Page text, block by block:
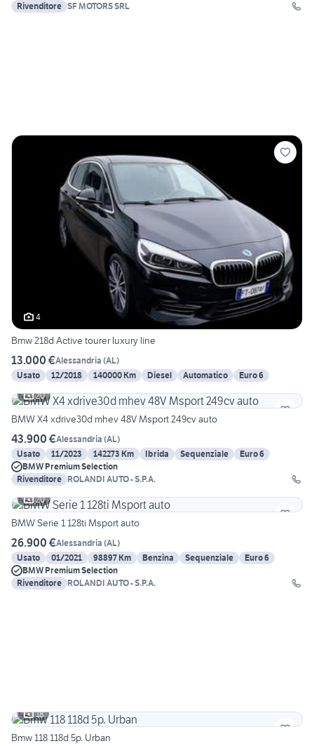
Rivenditore SF MOTORS SRL
4
Bmw 218d Active tourer luxury line
13.000 €Alessandria (AL)
Usato
12/2018 140000 Km Diesel Automatico
Euro 6
20
BMW X4 xdrive30d mhev 48V Msport 249cv auto
43.900 €Alessandria (AL)
Usato
11/2023 142273 Km Ibrida Sequenziale
Euro 6
BMW Premium Selection
Rivenditore ROLANDI AUTO - S.P.A.
20
BMW Serie 1 128ti Msport auto
26.900 €Alessandria (AL)
Usato
01/2021 98897 Km Benzina Sequenziale
Euro 6
BMW Premium Selection
Rivenditore ROLANDI AUTO - S.P.A.
18
Bmw 118 118d 5p. Urban